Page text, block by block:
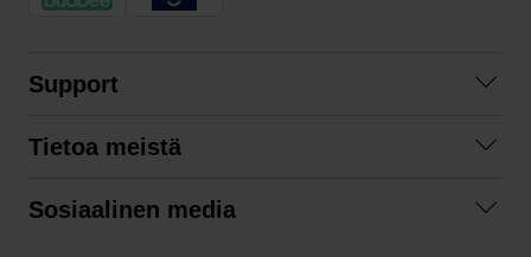
Support
Tilausehdot
Tietoa meistä
Sosiaalinen media